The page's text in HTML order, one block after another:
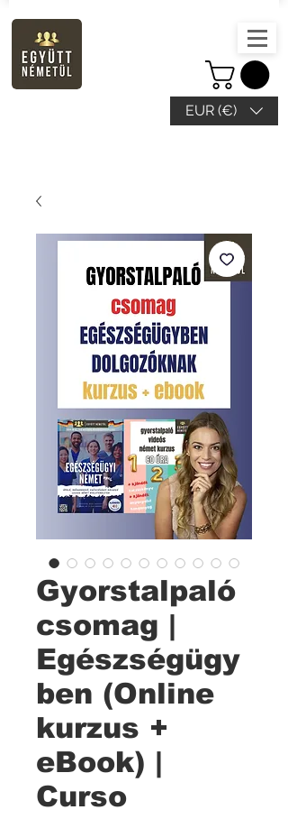
EUR (€)
Gyorstalpaló
csomag |
Egészségügy
ben (Online
kurzus +
eBook) |
Curso